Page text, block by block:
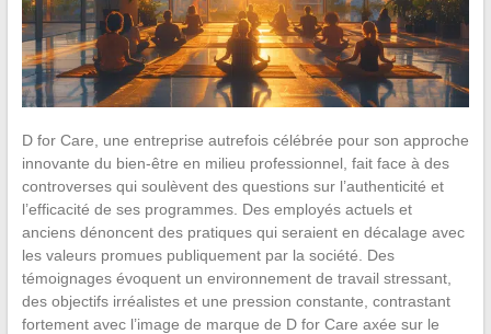
D for Care, une entreprise autrefois célébrée pour son approche
innovante du bien-être en milieu professionnel, fait face à des
controverses qui soulèvent des questions sur l’authenticité et
l’efficacité de ses programmes. Des employés actuels et
anciens dénoncent des pratiques qui seraient en décalage avec
les valeurs promues publiquement par la société. Des
témoignages évoquent un environnement de travail stressant,
des objectifs irréalistes et une pression constante, contrastant
fortement avec l’image de marque de D for Care axée sur le